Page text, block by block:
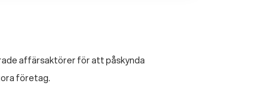
affärsaktörer för att påskynda
företag.